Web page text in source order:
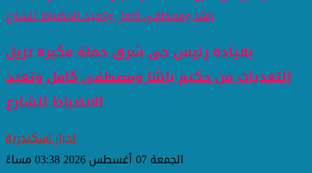
بقيادة رئيس حى شرق حملة مكبرة تزيل
التعديات من حكيم باشا ومصطفى كامل وتعيد
الانضباط للشارع
اخبار اسكندرية
الجمعة 07 أغسطس 2026 03:38 مساءً